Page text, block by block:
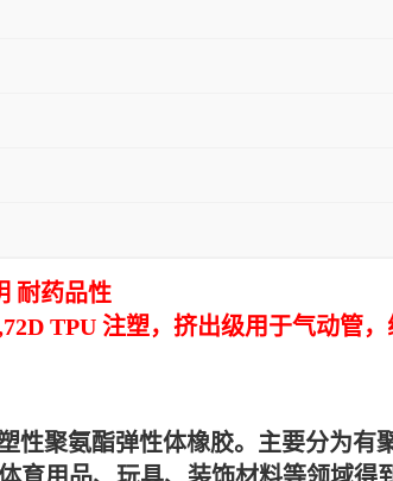
耐药品性
TPU 注塑，挤出级用于气动管
聚氨酯弹性体橡胶。主要分为有